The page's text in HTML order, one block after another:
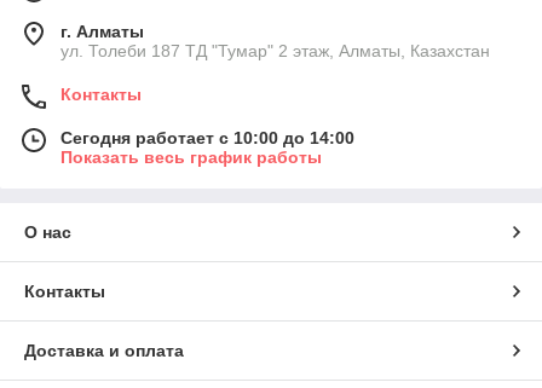
г. Алматы
ул. Толеби 187 ТД "Тумар" 2 этаж, Алматы, Казахстан
Контакты
Сегодня работает с 10:00 до 14:00
Показать весь график работы
О нас
Контакты
Доставка и оплата